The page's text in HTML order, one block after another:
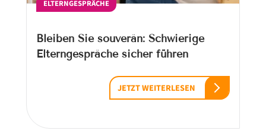
ELTERNGESPRÄCHE
Bleiben Sie souverän: Schwierige
Elterngespräche sicher führen
JETZT WEITERLESEN